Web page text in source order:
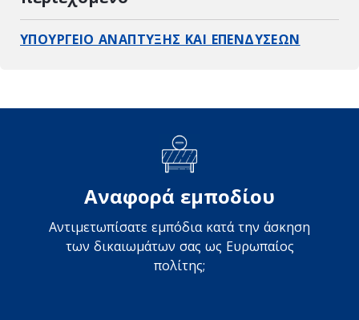
ΥΠΟΥΡΓΕΙΟ ΑΝΑΠΤΥΞΗΣ ΚΑΙ ΕΠΕΝΔΥΣΕΩΝ
Αναφορά εμποδίου
Αντιμετωπίσατε εμπόδια κατά την άσκηση
των δικαιωμάτων σας ως Ευρωπαίος
πολίτης;